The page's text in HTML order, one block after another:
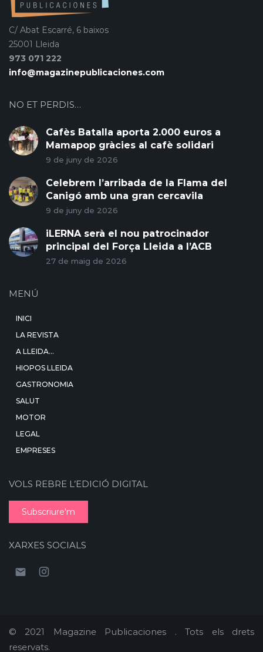
C/ Abat Escarré, 6 baixos
25001 Lleida
973 071 222
info@magazinepublicaciones.com
NO ET PERDIS…
Cafès Batalla aporta 2.000 euros a
Mamapop gràcies al cafè solidari
9 de juny de 2026
Celebrem l’arribada de la Flama del
Canigó amb una gran cercavila
9 de juny de 2026
iLERNA serà el nou patrocinador
principal del Força Lleida a l’ACB
27 de maig de 2026
MENÚ
INICI
LA REVISTA
A LLEIDA…
HIOPOS LLEIDA
GASTRONOMIA
SALUT
MOTOR
LEGAL
EMPRESES
VOLS REBRE L’EDICIÓ DIGITAL
Subscriure'm
XARXES SOCIALS
© 2021 Magazine Publicaciones . Tots els drets
reservats.